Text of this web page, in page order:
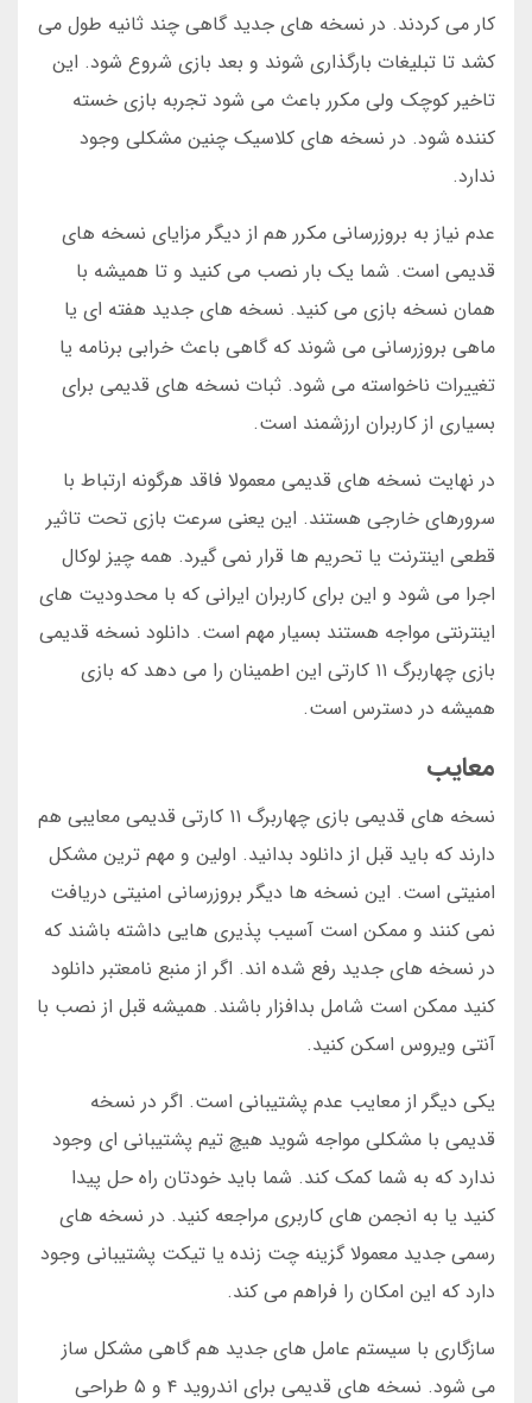
کار می کردند. در نسخه های جدید گاهی چند ثانیه طول می
کشد تا تبلیغات بارگذاری شوند و بعد بازی شروع شود. این
تاخیر کوچک ولی مکرر باعث می شود تجربه بازی خسته
کننده شود. در نسخه های کلاسیک چنین مشکلی وجود
ندارد.
عدم نیاز به بروزرسانی مکرر هم از دیگر مزایای نسخه های
قدیمی است. شما یک بار نصب می کنید و تا همیشه با
همان نسخه بازی می کنید. نسخه های جدید هفته ای یا
ماهی بروزرسانی می شوند که گاهی باعث خرابی برنامه یا
تغییرات ناخواسته می شود. ثبات نسخه های قدیمی برای
بسیاری از کاربران ارزشمند است.
در نهایت نسخه های قدیمی معمولا فاقد هرگونه ارتباط با
سرورهای خارجی هستند. این یعنی سرعت بازی تحت تاثیر
قطعی اینترنت یا تحریم ها قرار نمی گیرد. همه چیز لوکال
اجرا می شود و این برای کاربران ایرانی که با محدودیت های
اینترنتی مواجه هستند بسیار مهم است. دانلود نسخه قدیمی
بازی چهاربرگ ۱۱ کارتی این اطمینان را می دهد که بازی
همیشه در دسترس است.
معایب
نسخه های قدیمی بازی چهاربرگ ۱۱ کارتی قدیمی معایبی هم
دارند که باید قبل از دانلود بدانید. اولین و مهم ترین مشکل
امنیتی است. این نسخه ها دیگر بروزرسانی امنیتی دریافت
نمی کنند و ممکن است آسیب پذیری هایی داشته باشند که
در نسخه های جدید رفع شده اند. اگر از منبع نامعتبر دانلود
کنید ممکن است شامل بدافزار باشند. همیشه قبل از نصب با
آنتی ویروس اسکن کنید.
یکی دیگر از معایب عدم پشتیبانی است. اگر در نسخه
قدیمی با مشکلی مواجه شوید هیچ تیم پشتیبانی ای وجود
ندارد که به شما کمک کند. شما باید خودتان راه حل پیدا
کنید یا به انجمن های کاربری مراجعه کنید. در نسخه های
رسمی جدید معمولا گزینه چت زنده یا تیکت پشتیبانی وجود
دارد که این امکان را فراهم می کند.
سازگاری با سیستم عامل های جدید هم گاهی مشکل ساز
می شود. نسخه های قدیمی برای اندروید ۴ و ۵ طراحی